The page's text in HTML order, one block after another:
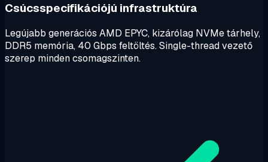
Csúcsspecifikációjú infrastruktúra
Legújabb generációs AMD EPYC, kizárólag NVMe tárhely,
DDR5 memória, 40 Gbps feltöltés. Single-thread vezető
szerep minden csomagszinten.